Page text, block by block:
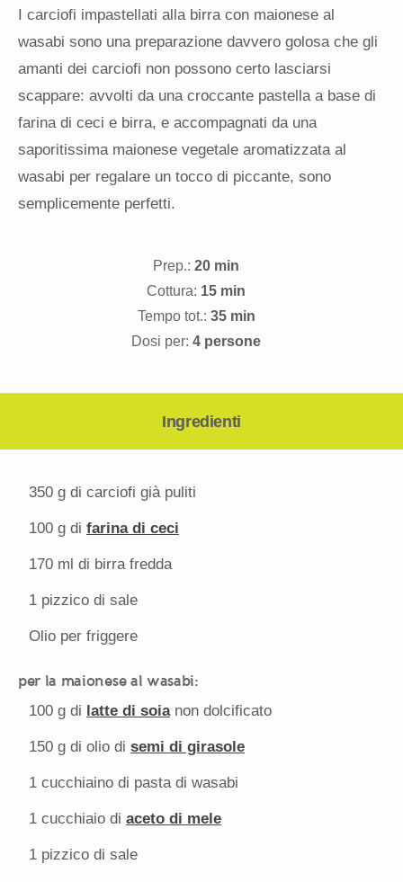
I carciofi impastellati alla birra con maionese al
wasabi sono una preparazione davvero golosa che gli
amanti dei carciofi non possono certo lasciarsi
scappare: avvolti da una croccante pastella a base di
farina di ceci e birra, e accompagnati da una
saporitissima maionese vegetale aromatizzata al
wasabi per regalare un tocco di piccante, sono
semplicemente perfetti.
Prep.: 20 min
Cottura: 15 min
Tempo tot.: 35 min
Dosi per: 4 persone
Ingredienti
350 g di carciofi già puliti
100 g di farina di ceci
170 ml di birra fredda
1 pizzico di sale
Olio per friggere
per la maionese al wasabi:
100 g di latte di soianon dolcificato
150 g di olio di semi di girasole
1 cucchiaino di pasta di wasabi
1 cucchiaio di aceto di mele
1 pizzico di sale